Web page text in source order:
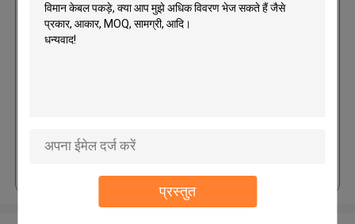
प्रस्तुत
OEM पीतल निकेल लेपित लटकती रोशनी
जारी रखें